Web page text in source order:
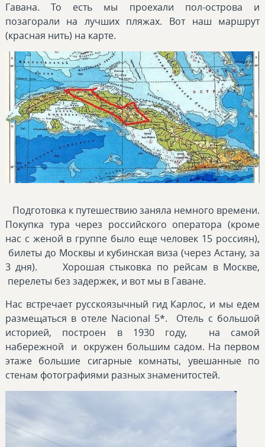
Гавана. То есть мы проехали пол-острова и
позагорали на лучших пляжах. Вот наш маршрут
(красная нить) на карте.
Подготовка к путешествию заняла немного времени.
Покупка тура через российского оператора (кроме
нас с женой в группе было еще человек 15 россиян),
билеты до Москвы и кубинская виза (через Астану, за
3 дня). Хорошая стыковка по рейсам в Москве,
перелеты без задержек, и вот мы в Гаване.
Нас встречает русскоязычный гид Карлос, и мы едем
размещаться в отеле Nacional 5*. Отель с большой
историей, построен в 1930 году, на самой
набережной и окружен большим садом. На первом
этаже большие сигарные комнаты, увешанные по
стенам фотографиями разных знаменитостей.